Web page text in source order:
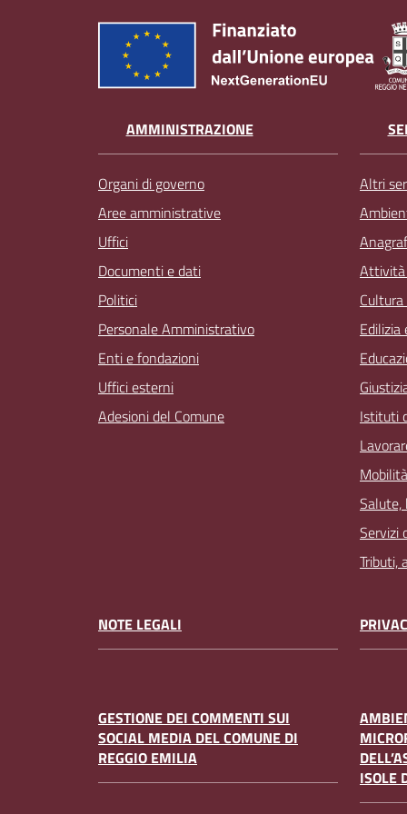
AMMINISTRAZIONE
Organi di governo
Aree amministrative
Uffici
Documenti e dati
Politici
Personale Amministrativo
Enti e fondazioni
Uffici esterni
Adesioni del Comune
Altri
Attività
Edilizia
Istituti
Salute,
Servizi
Tributi,
NOTE LEGALI
GESTIONE DEI COMMENTI SUI
SOCIAL MEDIA DEL COMUNE DI
REGGIO EMILIA
ISOLE